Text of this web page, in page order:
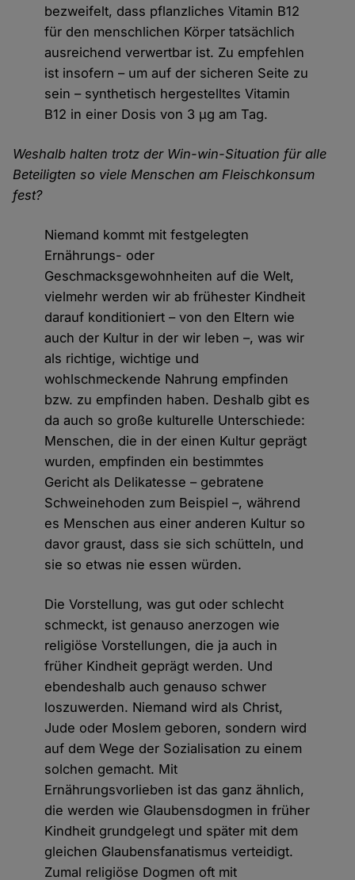
bezweifelt, dass pflanzliches Vitamin B12
für den menschlichen Körper tatsächlich
ausreichend verwertbar ist. Zu empfehlen
ist insofern – um auf der sicheren Seite zu
sein – synthetisch hergestelltes Vitamin
B12 in einer Dosis von 3 µg am Tag.
Weshalb halten trotz der Win-win-Situation für alle
Beteiligten so viele Menschen am Fleischkonsum
fest?
Niemand kommt mit festgelegten
Ernährungs- oder
Geschmacksgewohnheiten auf die Welt,
vielmehr werden wir ab frühester Kindheit
darauf konditioniert – von den Eltern wie
auch der Kultur in der wir leben –, was wir
als richtige, wichtige und
wohlschmeckende Nahrung empfinden
bzw. zu empfinden haben. Deshalb gibt es
da auch so große kulturelle Unterschiede:
Menschen, die in der einen Kultur geprägt
wurden, empfinden ein bestimmtes
Gericht als Delikatesse – gebratene
Schweinehoden zum Beispiel –, während
es Menschen aus einer anderen Kultur so
davor graust, dass sie sich schütteln, und
sie so etwas nie essen würden.
Die Vorstellung, was gut oder schlecht
schmeckt, ist genauso anerzogen wie
religiöse Vorstellungen, die ja auch in
früher Kindheit geprägt werden. Und
ebendeshalb auch genauso schwer
loszuwerden. Niemand wird als Christ,
Jude oder Moslem geboren, sondern wird
auf dem Wege der Sozialisation zu einem
solchen gemacht. Mit
Ernährungsvorlieben ist das ganz ähnlich,
die werden wie Glaubensdogmen in früher
Kindheit grundgelegt und später mit dem
gleichen Glaubensfanatismus verteidigt.
Zumal religiöse Dogmen oft mit